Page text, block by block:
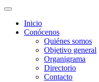
Inicio
Conócenos
Quiénes somos
Objetivo general
Organigrama
Directorio
Contacto